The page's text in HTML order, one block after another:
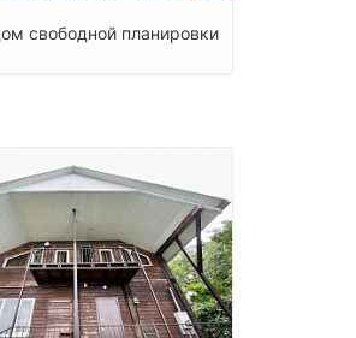
свободной планировки